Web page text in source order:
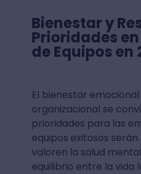
Bienestar y
Prioridades
de Equipos en
El bienestar
organizacional se
prioridades para las
equipos exitosos serán
valoren la salud
equilibrio entre la vida